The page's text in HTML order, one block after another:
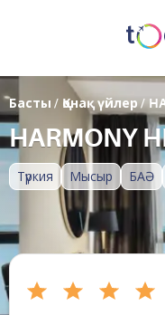
Түркия Мысыр БАӘ
Басты / Қонақ үйлер/
HARMONY